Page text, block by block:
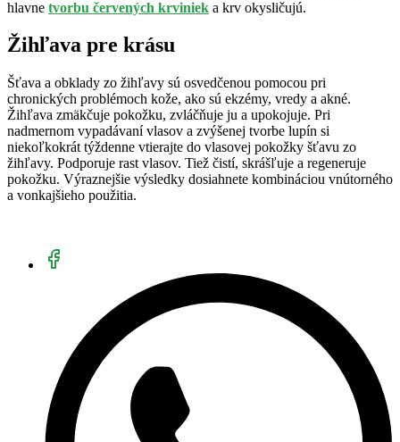
hlavne tvorbu červených krviniek a krv okysličujú.
Žihľava pre krásu
Šťava a obklady zo žihľavy sú osvedčenou pomocou pri
chronických problémoch kože, ako sú ekzémy, vredy a akné.
Žihľava zmäkčuje pokožku, zvláčňuje ju a upokojuje. Pri
nadmernom vypadávaní vlasov a zvýšenej tvorbe lupín si
niekoľkokrát týždenne vtierajte do vlasovej pokožky šťavu zo
žihľavy. Podporuje rast vlasov. Tiež čistí, skrášľuje a regeneruje
pokožku. Výraznejšie výsledky dosiahnete kombináciou vnútorného
a vonkajšieho použitia.